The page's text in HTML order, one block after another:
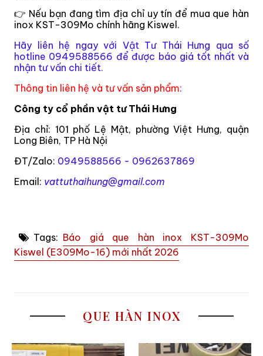
👉 Nếu bạn đang tìm địa chỉ uy tín để mua que hàn
inox KST-309Mo chính hãng Kiswel.
Hãy liên hệ ngay với Vật Tư Thái Hưng qua số
hotline 0949588566 để được báo giá tốt nhất và
nhận tư vấn chi tiết.
Thông tin liên hệ và tư vấn sản phẩm:
Công ty cổ phần vật tư Thái Hưng
Địa chỉ: 101 phố Lệ Mật, phường Việt Hưng, quận
Long Biên, TP Hà Nội
ĐT/Zalo: 0949588566 - 0962637869
Email: vattuthaihung@gmail.com
Tags: Báo giá que hàn inox KST-309Mo
Kiswel (E309Mo-16) mới nhất 2026
QUE HÀN INOX